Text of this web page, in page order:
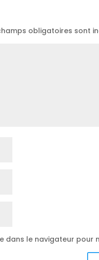
obligatoires sont
dans le navigateur pour